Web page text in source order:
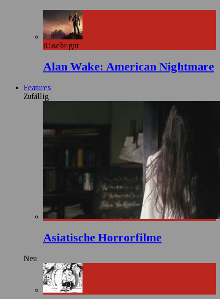
8.5sehr gut
Alan Wake: American Nightmare
Features
Zufällig
Asiatische Horrorfilme
Neu